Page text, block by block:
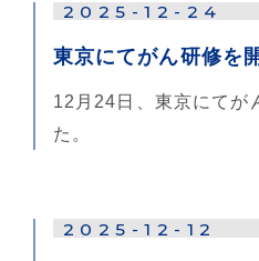
2025-12-24
東京にてがん研修を
12月24日、東京にてが
た。
2025-12-12